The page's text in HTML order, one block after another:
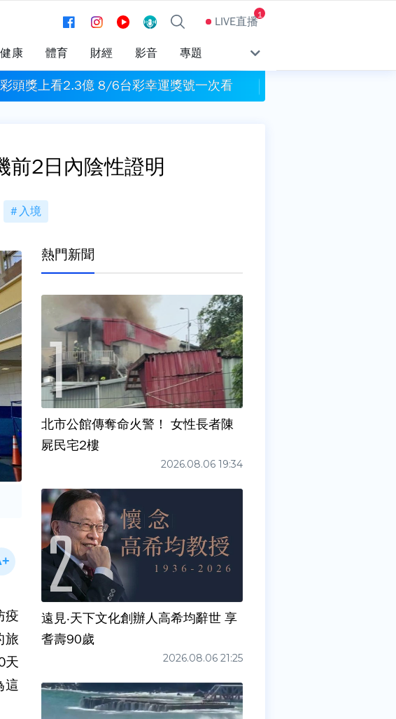
LIVE直播1
健康 體育 財經 影音 專題
布頭獎上看2.3億 8/6台彩幸運獎號一次看
2日內陰性證明
入境
疫
旅
天
這
熱門新聞
北市公館傳奪命火警！ 女性長者陳
屍民宅2樓
2026.08.06 19:34
遠見‧天下文化創辦人高希均辭世 享
耆壽90歲
2026.08.06 21:25